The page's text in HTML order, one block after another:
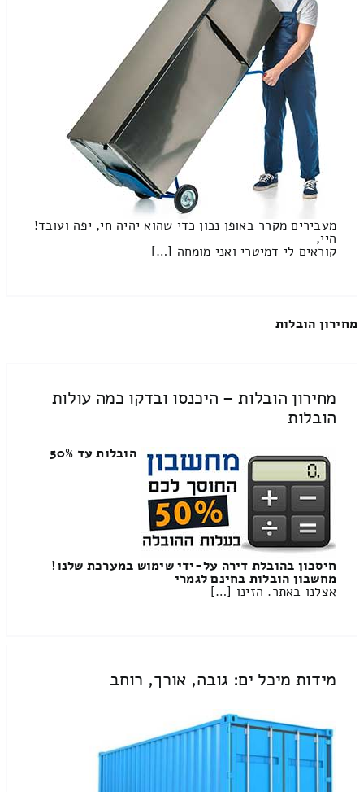
מעבירים מקרר באופן נכון כדי שהוא יהיה חי, יפה ועובד!
היי,
קוראים לי דמיטרי ואני מומחה […]
מחירון הובלות
מחירון הובלות – היכנסו ובדקו כמה עולות
הובלות
הובלות עד 50%
חיסכון בהובלת דירה על-ידי שימוש במערכת שלנו!
מחשבון הובלות בחינם לגמרי
אצלנו באתר. הזינו […]
מידות מיכל ים: גובה, אורך, רוחב